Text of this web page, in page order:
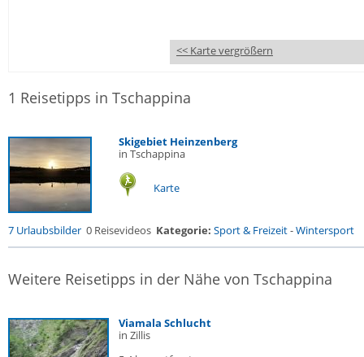
<< Karte vergrößern
1 Reisetipps in Tschappina
Skigebiet Heinzenberg
in Tschappina
Karte
7 Urlaubsbilder 0 Reisevideos Kategorie: Sport & Freizeit-Wintersport
Weitere Reisetipps in der Nähe von Tschappina
Viamala Schlucht
in Zillis